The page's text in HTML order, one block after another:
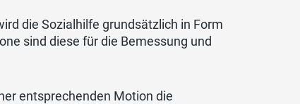
die Sozialhilfe grundsätzlich in Form
sind diese für die Bemessung und
entsprechenden Motion die